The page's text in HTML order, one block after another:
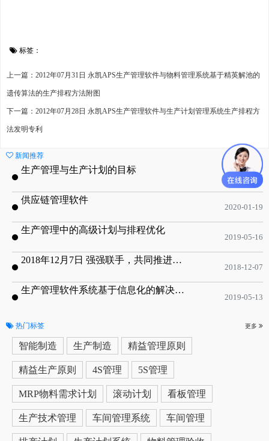
标签：
上一篇：2012年07月31日 永凯APS生产管理软件与物料管理系统基于精英解池的
遗传算法的生产排程方法附图
下一篇：2012年07月28日 永凯APS生产管理软件与生产计划管理系统生产排程方
法发明专利
新闻推荐
生产管理与生产计划的目标
2020-09-08
供应链管理软件
2020-01-19
生产管理中的高级计划与排程优化
2019-05-16
2018年12月7日 强强联手，共同推进电子器件领域APS应用典范 风华高科生产自动化工业互联网应用项目-APS项目启动会
2018-12-07
生产管理软件系统基于信息化的解决方案
2019-05-13
热门标签 更多
智能制造 生产制造 精益管理原则
精益生产原则 4S管理 5S管理
MRP物料需求计划 滚动计划 看板管理
生产技术管理 车间管理系统 车间管理